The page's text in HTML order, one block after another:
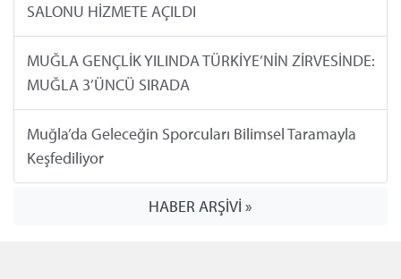
SALONU HİZMETE AÇILDI
MUĞLA GENÇLİK YILINDA TÜRKİYE’NİN ZİRVESİNDE:
MUĞLA 3’ÜNCÜ SIRADA
Muğla’da Geleceğin Sporcuları Bilimsel Taramayla
Keşfediliyor
HABER ARŞİVİ »